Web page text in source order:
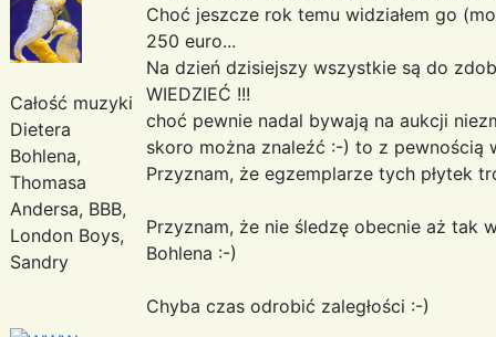
Całość muzyki
Dietera
Bohlena,
Thomasa
Andersa, BBB,
London Boys,
Sandry
Choć jeszcze rok temu widziałem go
250 euro...
Na dzień dzisiejszy wszystkie są do
WIEDZIEĆ !!!
choć pewnie nadal bywają na aukcji
skoro można znaleźć :-) to z pewnością
Przyznam, że egzemplarze tych płytek
Przyznam, że nie śledzę obecnie aż tak
Bohlena :-)
Chyba czas odrobić zaległości :-)